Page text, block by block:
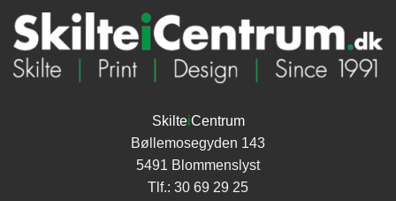
SkilteiCentrum
Bøllemosegyden 143
5491 Blommenslyst
Tlf.: 30 69 29 25